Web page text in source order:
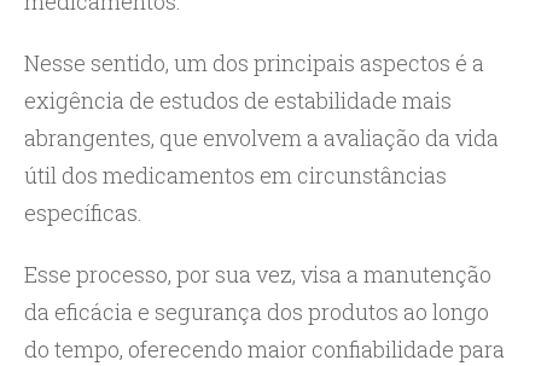
Nesse sentido, um dos principais aspectos é a
exigência de estudos de estabilidade mais
abrangentes, que envolvem a avaliação da vida
útil dos medicamentos em circunstâncias
específicas.
Esse processo, por sua vez, visa a manutenção
da eficácia e segurança dos produtos ao longo
do tempo, oferecendo maior confiabilidade para